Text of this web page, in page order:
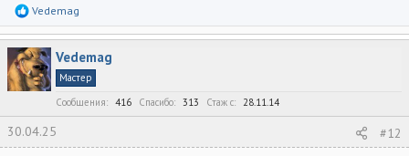
Р
а
к
ц
и
и
Vedemag
Vedemag
Мастер
Сообщения
416 Спасибо 313 Стаж c 28.11.14
30.04.25 #12